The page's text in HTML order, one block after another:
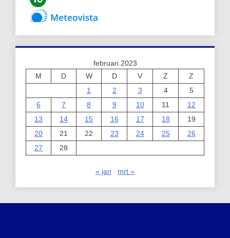
februari 2023
M
D W D V Z
Z
1
2 3 4
5
6
7 8 9 10 11
12
13
14 15 16 17 18
19
20
21 22 23 24 25
26
27
28
« jan mrt »